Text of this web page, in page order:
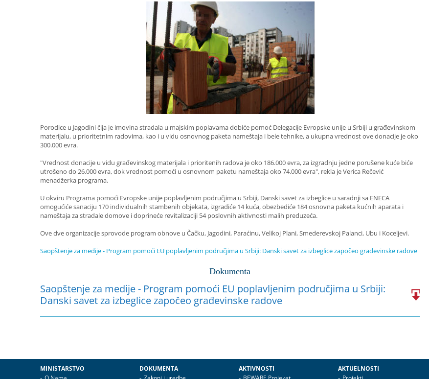
Porodice u Jagodini čija je imovina stradala u majskim poplavama dobiće pomoć Delegacije Evropske unije u Srbiji u građevinskom
materijalu, u prioritetnim radovima, kao i u vidu osnovnog paketa nameštaja i bele tehnike, a ukupna vrednost ove donacije je oko
300.000 evra.
"Vrednost donacije u vidu građevinskog materijala i prioritenih radova je oko 186.000 evra, za izgradnju jedne porušene kuće biće
utrošeno do 26.000 evra, dok vrednost pomoći u osnovnom paketu nameštaja oko 74.000 evra", rekla je Verica Rečević
menadžerka programa.
U okviru Programa pomoći Evropske unije poplavljenim područjima u Srbiji, Danski savet za izbeglice u saradnji sa ENECA
omogućiće sanaciju 170 individualnih stambenih objekata, izgradiće 14 kuća, obezbediće 184 osnovna paketa kućnih aparata i
nameštaja za stradale domove i doprineće revitalizaciji 54 poslovnih aktivnosti malih preduzeća.
Ove dve organizacije sprovode program obnove u Čačku, Jagodini, Paraćinu, Velikoj Plani, Smederevskoj Palanci, Ubu i Koceljevi.
Saopštenje za medije - Program pomoći EU poplavljenim područjima u Srbiji: Danski savet za izbeglice započeo građevinske radove
Dokumenta
Saopštenje za medije - Program pomoći EU poplavljenim područjima u Srbiji:
Danski savet za izbeglice započeo građevinske radove
MINISTARSTVO
DOKUMENTA
AKTIVNOSTI
AKTUELNOSTI